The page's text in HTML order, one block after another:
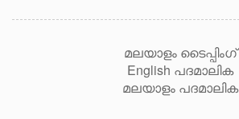
മലയാളം ടൈപ്പിംഗ്
English പദമാലിക
മലയാളം പദമാലിക